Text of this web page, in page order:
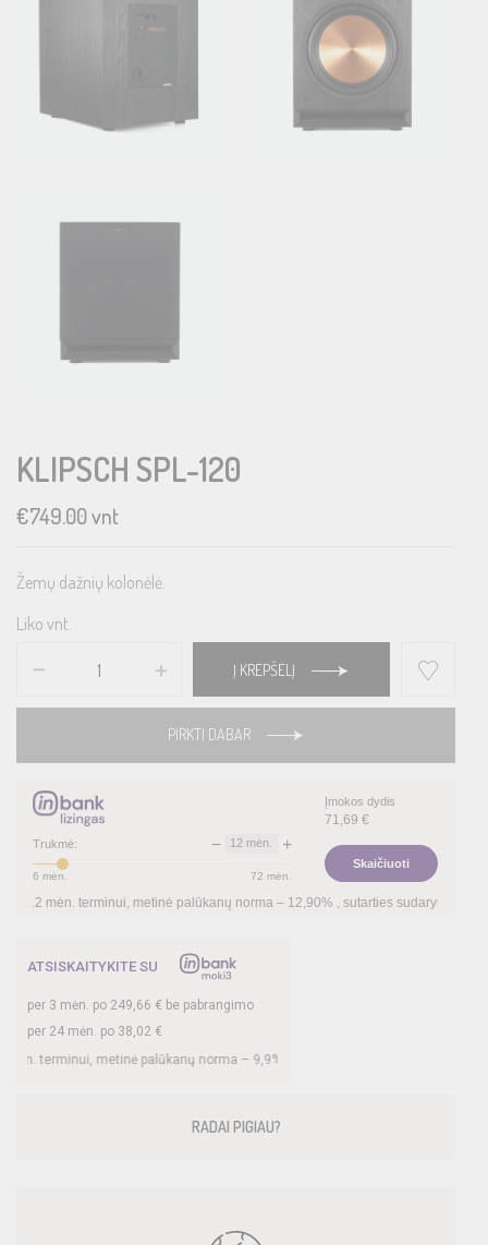
KLIPSCH SPL-120
€749.00vnt
Žemų dažnių kolonėlė.
Liko vnt.
Į KREPŠELĮ
PIRKTI DABAR
Trukmė: − 12 mėn. +
6 mėn. 72 mėn.
Įmokos dydis
71,69 €
Skaičiuoti
metinė palūkanų norma –12,90%, sutarties sudarymo mokestis -
ATSISKAITYKITE SU
per 3 mėn. po 249,66 € be pabrangimo
per 24 mėn. po 38,02 €
metinė palūkanų norma –9,9 %, sutarties sudarymo mokestis -
RADAI PIGIAU?